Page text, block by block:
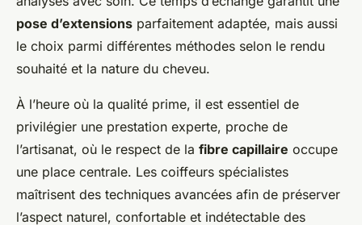
pose d’extensions parfaitement adaptée, mais aussi
le choix parmi différentes méthodes selon le rendu
souhaité et la nature du cheveu.
À l’heure où la qualité prime, il est essentiel de
privilégier une prestation experte, proche de
l’artisanat, où le respect de la fibre capillaire occupe
une place centrale. Les coiffeurs spécialistes
maîtrisent des techniques avancées afin de préserver
l’aspect naturel, confortable et indétectable des